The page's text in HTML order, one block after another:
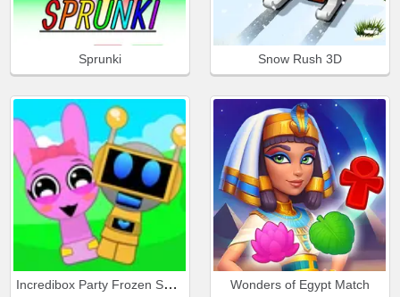
Sprunki Snow Rush 3D
Incredibox Party Frozen Sprunki Beat Wonders of Egypt Match